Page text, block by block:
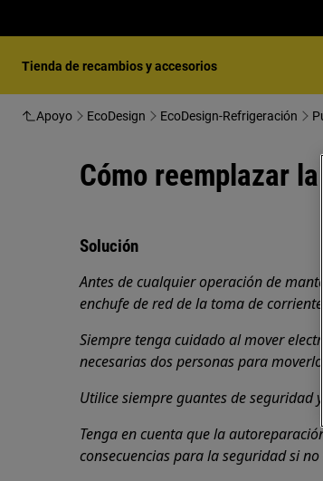
Tienda de recambios y accesorios
Apoyo EcoDesign EcoDesign-Refrigeración
Cómo reemplazar la
Solución
Antes de cualquier operación de
enchufe de red de la toma de corriente.
Siempre tenga cuidado al mover
necesarias dos personas para moverlos.
Utilice siempre guantes de seguridad
Tenga en cuenta que la
consecuencias para la seguridad si